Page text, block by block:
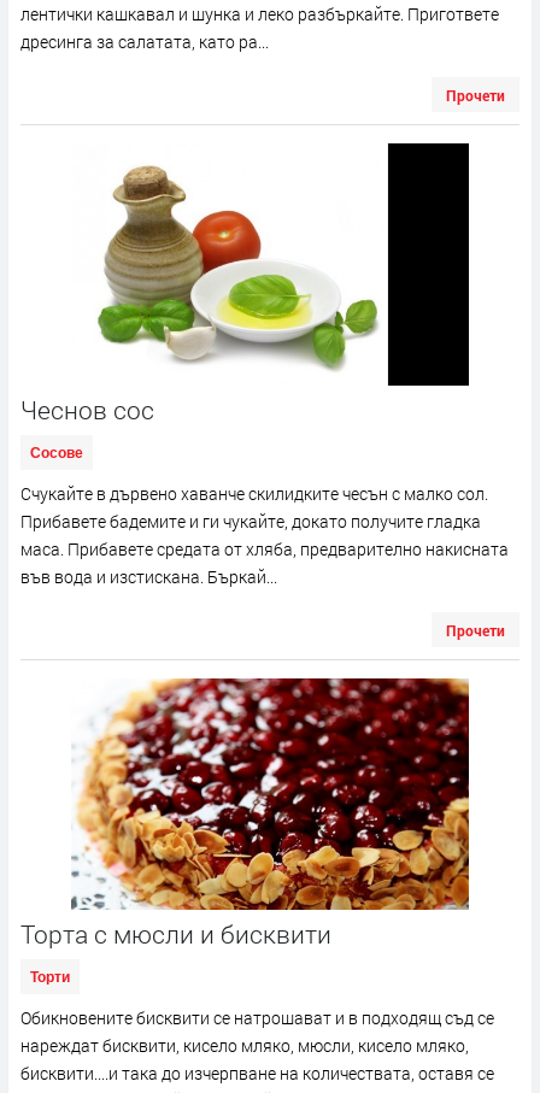
лентички кашкавал и шунка и леко разбъркайте. Пригответе
дресинга за салатата, като ра...
Прочети
Чеснов сос
Сосове
Счукайте в дървено хаванче скилидките чесън с малко сол.
Прибавете бадемите и ги чукайте, докато получите гладка
маса. Прибавете средата от хляба, предварително накисната
във вода и изстискана. Бъркай...
Прочети
Торта с мюсли и бисквити
Торти
Обикновените бисквити се натрошават и в подходящ съд се
нареждат бисквити, кисело мляко, мюсли, кисело мляко,
бисквити....и така до изчерпване на количествата, оставя се